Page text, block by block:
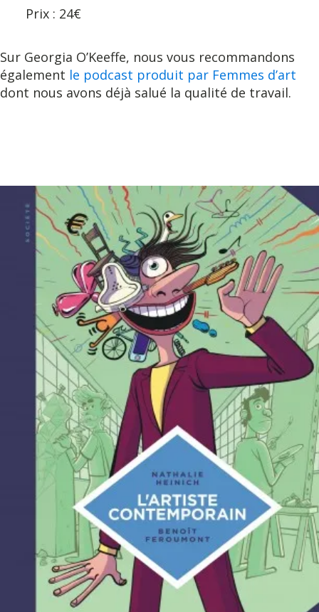
Prix : 24€
Sur Georgia O’Keeffe, nous vous recommandons
également le podcast produit par Femmes d’art
dont nous avons déjà salué la qualité de travail.